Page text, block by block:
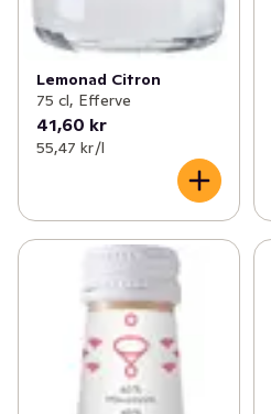
Lemonad Citron
75 cl, Efferve
41,60 kr
55,47 kr /l